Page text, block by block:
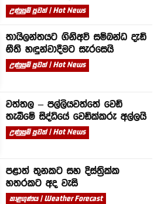
උණුසුම් පුවත් | Hot News
තායිලන්තයට ගිනිඅවි සම්බන්ධ දැඩි
නීති හඳුන්වාදීමට සැරසෙයි
උණුසුම් පුවත් | Hot News
වත්තල – පල්ලියවත්තේ වෙඩි
තැබීමේ සිද්ධියේ වෙඩික්කරු අල්ලයි
උණුසුම් පුවත් | Hot News
පළාත් තුනකට සහ දිස්ත්‍රික්ක
හතරකට අද වැසි
කාළගුණය | Weather Forecast